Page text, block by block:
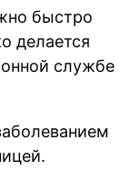
быстро
делается
службе